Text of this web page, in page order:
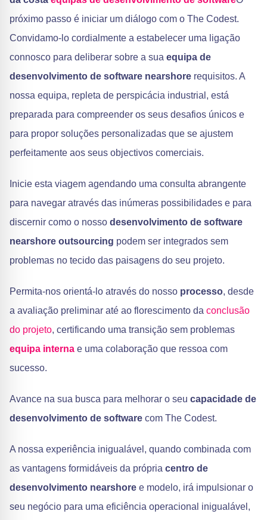
próximo passo é iniciar um diálogo com o The Codest.
Convidamo-lo cordialmente a estabelecer uma ligação
connosco para deliberar sobre a sua equipa de
desenvolvimento de software nearshore requisitos. A
nossa equipa, repleta de perspicácia industrial, está
preparada para compreender os seus desafios únicos e
para propor soluções personalizadas que se ajustem
perfeitamente aos seus objectivos comerciais.
Inicie esta viagem agendando uma consulta abrangente
para navegar através das inúmeras possibilidades e para
discernir como o nosso desenvolvimento de software
nearshore outsourcing podem ser integrados sem
problemas no tecido das paisagens do seu projeto.
Permita-nos orientá-lo através do nosso processo, desde
a avaliação preliminar até ao florescimento da conclusão
do projeto, certificando uma transição sem problemas
equipa interna e uma colaboração que ressoa com
sucesso.
Avance na sua busca para melhorar o seu capacidade de
desenvolvimento de software com The Codest.
A nossa experiência inigualável, quando combinada com
as vantagens formidáveis da própria centro de
desenvolvimento nearshore e modelo, irá impulsionar o
seu negócio para uma eficiência operacional inigualável,